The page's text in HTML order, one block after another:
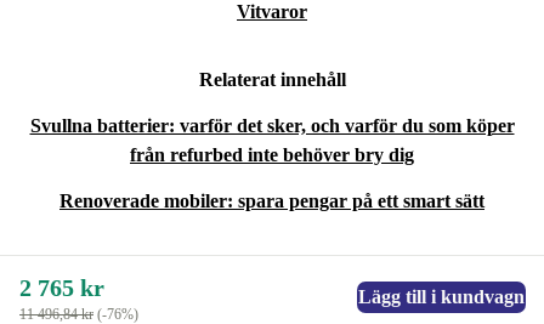
Vitvaror
Relaterat innehåll
Svullna batterier: varför det sker, och varför du som köper
från refurbed inte behöver bry dig
Renoverade mobiler: spara pengar på ett smart sätt
2 765 kr
11 496,84 kr (-76%)
Lägg till i kundvagn